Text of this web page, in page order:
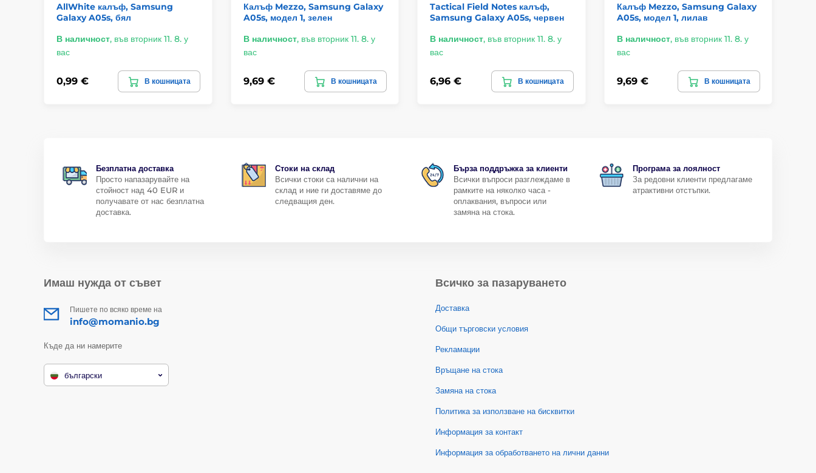
AllWhite калъф, Samsung
Galaxy A05s, бял
В наличност, във вторник 11. 8. у
вас
0,99 € В кошницата
Калъф Mezzo, Samsung Galaxy
A05s, модел 1, зелен
В наличност, във вторник 11. 8. у
вас
9,69 € В кошницата
Tactical Field Notes калъф,
Samsung Galaxy A05s, червен
В наличност, във вторник 11. 8. у
вас
6,96 € В кошницата
Калъф Mezzo, Samsung Galaxy
A05s, модел 1, лилав
В наличност, във вторник 11. 8. у
вас
9,69 € В кошницата
Безплатна доставка
Просто напазарувайте на
стойност над 40 EUR и
получавате от нас безплатна
доставка.
Стоки на склад
Всички стоки са налични на
склад и ние ги доставяме до
следващия ден.
Бърза поддръжка за клиенти
Всички въпроси разглеждаме в
рамките на няколко часа -
оплаквания, въпроси или
замяна на стока.
Програма за лоялност
За редовни клиенти предлагаме
атрактивни отстъпки.
Имаш нужда от съвет
Пишете по всяко време на
info@momanio.bg
Къде да ни намерите
български
Всичко за пазаруването
Доставка
Общи търговски условия
Рекламации
Връщане на стока
Замяна на стока
Политика за използване на бисквитки
Информация за контакт
Информация за обработването на лични данни